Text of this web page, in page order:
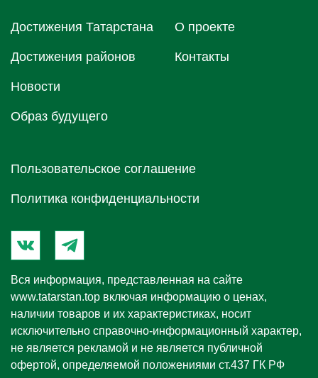
Достижения Татарстана
Достижения районов
Новости
Образ будущего
О проектe
Контакты
Пользовательское соглашение
Политика конфиденциальности
Вся информация, представленная на сайте
www.tatarstan.top включая информацию о ценах,
наличии товаров и их характеристиках, носит
исключительно справочно-информационный характер,
не является рекламой и не является публичной
офертой, определяемой положениями ст.437 ГК РФ